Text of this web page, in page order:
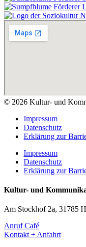
© 2026 Kultur- und
Impressum
Datenschutz
Erklärung zur
Impressum
Datenschutz
Erklärung zur
Kultur- und
Am Stockhof 2a, 31785
Anruf Café
Kontakt + Anfahrt